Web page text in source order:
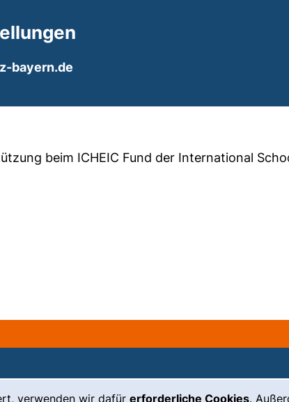
verwenden wir dafür erforderliche Cookies.
bayern.de
beim ICHEIC Fund der International